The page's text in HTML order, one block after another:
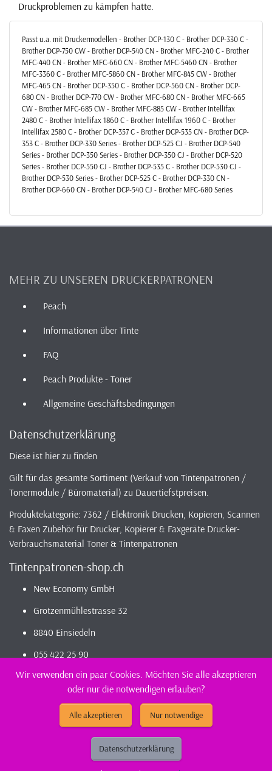
Druckproblemen zu kämpfen hatte.
Passt u.a. mit Druckermodellen - Brother DCP-130 C - Brother DCP-330 C -
Brother DCP-750 CW - Brother DCP-540 CN - Brother MFC-240 C - Brother
MFC-440 CN - Brother MFC-660 CN - Brother MFC-5460 CN - Brother
MFC-3360 C - Brother MFC-5860 CN - Brother MFC-845 CW - Brother
MFC-465 CN - Brother DCP-350 C - Brother DCP-560 CN - Brother DCP-
680 CN - Brother DCP-770 CW - Brother MFC-680 CN - Brother MFC-665
CW - Brother MFC-685 CW - Brother MFC-885 CW - Brother Intellifax
2480 C - Brother Intellifax 1860 C - Brother Intellifax 1960 C - Brother
Intellifax 2580 C - Brother DCP-357 C - Brother DCP-535 CN - Brother DCP-
353 C - Brother DCP-330 Series - Brother DCP-525 CJ - Brother DCP-540
Series - Brother DCP-350 Series - Brother DCP-350 CJ - Brother DCP-520
Series - Brother DCP-550 CJ - Brother DCP-535 C - Brother DCP-530 CJ -
Brother DCP-530 Series - Brother DCP-525 C - Brother DCP-330 CN -
Brother DCP-660 CN - Brother DCP-540 CJ - Brother MFC-680 Series
MEHR ZU UNSEREN DRUCKERPATRONEN
Peach
Informationen über Tinte
FAQ
Peach Produkte - Toner
Allgemeine Geschäftsbedingungen
Datenschutzerklärung
Diese ist hier zu finden
Gilt für das gesamte Sortiment (Verkauf von Tintenpatronen /
Tonermodule / Büromaterial) zu Dauertiefstpreisen.
Produktekategorie: 7362 / Elektronik Drucken, Kopieren, Scannen
& Faxen Zubehör für Drucker, Kopierer & Faxgeräte Drucker-
Verbrauchsmaterial Toner & Tintenpatronen
Tintenpatronen-shop.ch
New Economy GmbH
Grotzenmühlestrasse 32
8840 Einsiedeln
055 422 25 90
2026 - Infos / IndexTintenpatronen-ShopSortiment - günstig und
kompatibel bestellen / kaufen || günstig Tintenpatronen
(kompatibel) kaufen
Wir verwenden ein paar Cookies. Möchten Sie alle akzeptieren
oder nur die notwendigen erlauben?
Alle akzeptieren Nur notwendige
Datenschutzerklärung